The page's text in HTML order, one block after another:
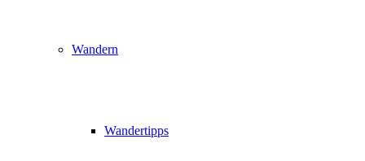
Wandern
Wandertipps